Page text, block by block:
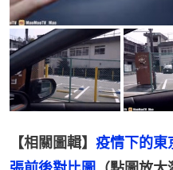
【相關圖輯】 疫情下的東